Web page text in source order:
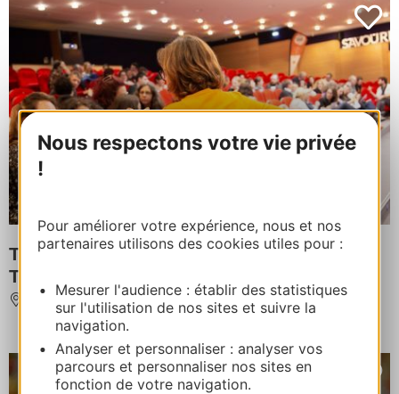
Nous respectons votre vie privée
!
Pour améliorer votre expérience, nous et nos
partenaires utilisons des cookies utiles pour :
Mesurer l'audience : établir des statistiques
sur l'utilisation de nos sites et suivre la
navigation.
Analyser et personnaliser : analyser vos
parcours et personnaliser nos sites en
fonction de votre navigation.
TARN ATTRACTIVITE : BUSINESS
TOURISM IN TARN
ALBI